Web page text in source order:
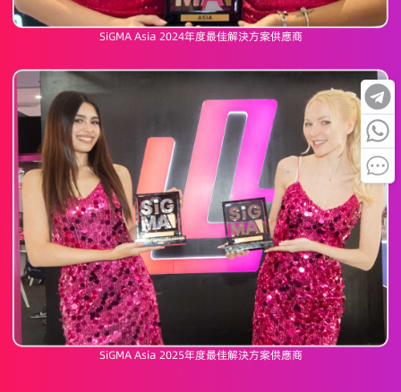
SiGMA Asia 2024年度最佳解決方案供應商
SiGMA Asia 2025年度最佳解決方案供應商